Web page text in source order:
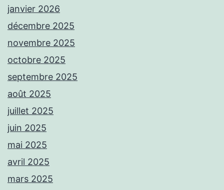
janvier 2026
décembre 2025
novembre 2025
octobre 2025
septembre 2025
août 2025
juillet 2025
juin 2025
mai 2025
avril 2025
mars 2025